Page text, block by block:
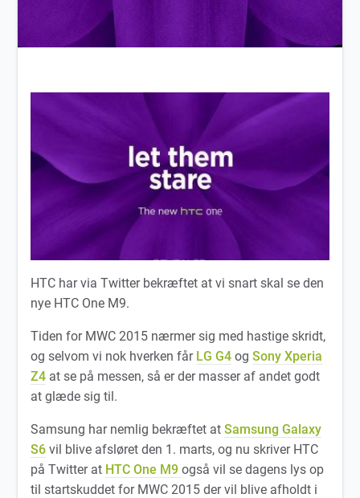
HTC har via Twitter bekræftet at vi snart skal se den
nye HTC One M9.
Tiden for MWC 2015 nærmer sig med hastige skridt,
og selvom vi nok hverken får LG G4 ogSony Xperia
Z4 at se på messen, så er der masser af andet godt
at glæde sig til.
Samsung har nemlig bekræftet atSamsung Galaxy
S6 vil blive afsløret den 1. marts, og nu skriver HTC
på Twitter at HTC One M9også vil se dagens lys op
til startskuddet for MWC 2015 der vil blive afholdt i